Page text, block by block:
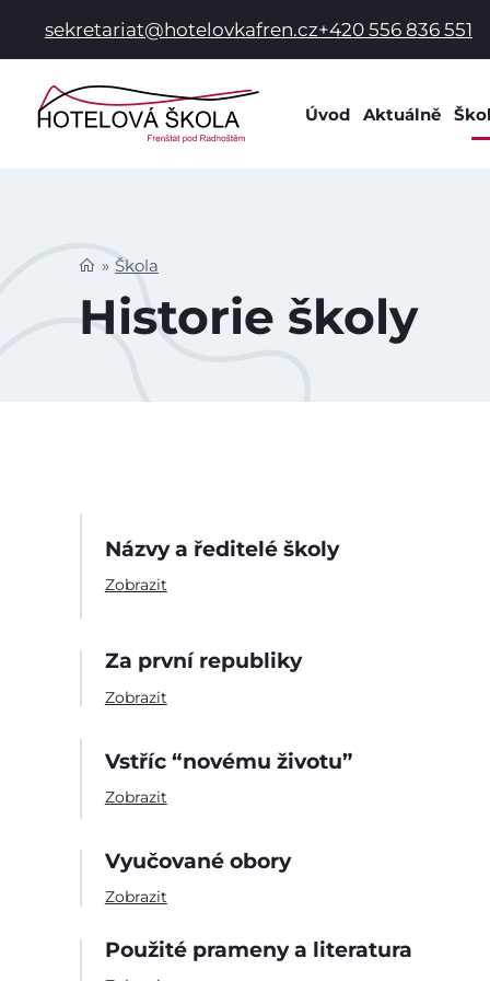
sekretariat@hotelovkafren.cz+420 556 836 551
Úvod Aktuálně
Škola
Historie školy
Názvy a ředitelé školy
Zobrazit
Za první republiky
Zobrazit
Vstříc “novému životu”
Zobrazit
Vyučované obory
Zobrazit
Použité prameny a literatura